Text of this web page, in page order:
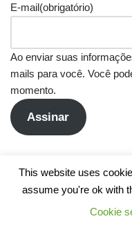
E-mail(obrigatório)
Ao enviar suas
mails para você. Você
momento.
Assinar
This website uses
assume you're ok with
Cookie